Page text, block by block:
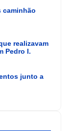
caminhão
realizavam
Pedro I.
junto a